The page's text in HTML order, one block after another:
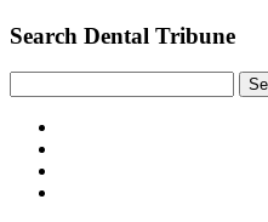
Search Dental Tribune